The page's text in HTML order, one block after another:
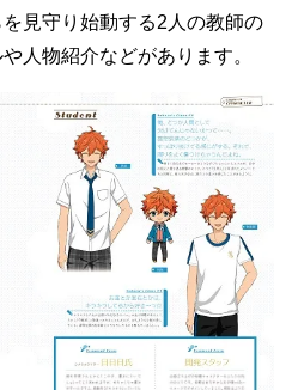
見守り始動する2人の教師の
人物紹介などがあります。